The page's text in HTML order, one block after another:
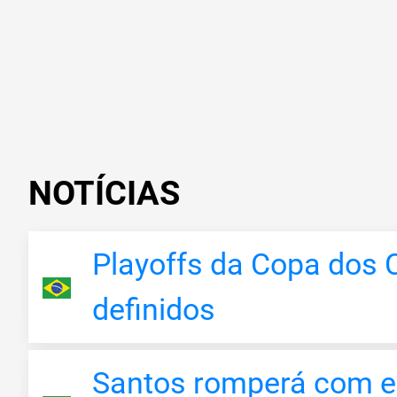
NOTÍCIAS
Playoffs da Copa dos
definidos
Santos romperá com